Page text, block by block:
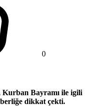
0
Bayramı ile igili
dikkat çekti.